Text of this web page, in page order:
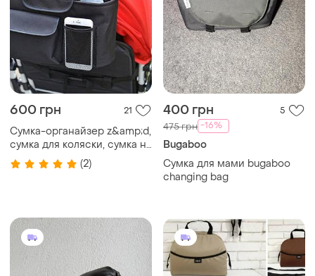
600 грн 21
Сумка-органайзер z&amp;d,
сумка для коляски, сумка на
коляску, сумка для мамы,
универсальная сумка для
(2)
400 грн 5
475 грн -16%
Bugaboo
Сумка для мами bugaboo
changing bag